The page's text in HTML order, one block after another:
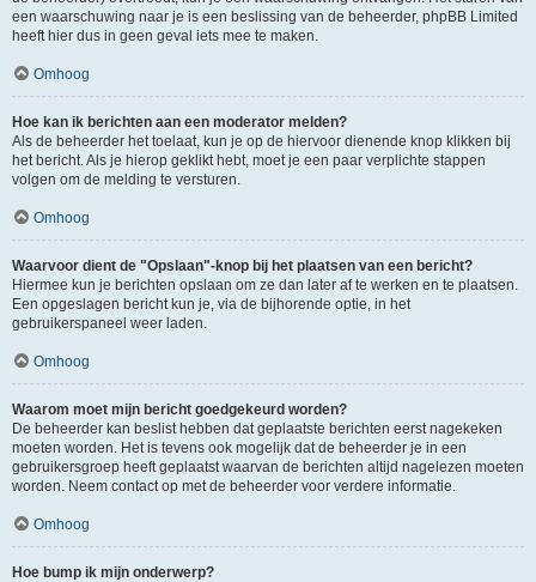
een waarschuwing naar je is een beslissing van de beheerder, phpBB Limited
heeft hier dus in geen geval iets mee te maken.
Omhoog
Hoe kan ik berichten aan een moderator melden?
Als de beheerder het toelaat, kun je op de hiervoor dienende knop klikken bij
het bericht. Als je hierop geklikt hebt, moet je een paar verplichte stappen
volgen om de melding te versturen.
Omhoog
Waarvoor dient de "Opslaan"-knop bij het plaatsen van een bericht?
Hiermee kun je berichten opslaan om ze dan later af te werken en te plaatsen.
Een opgeslagen bericht kun je, via de bijhorende optie, in het
gebruikerspaneel weer laden.
Omhoog
Waarom moet mijn bericht goedgekeurd worden?
De beheerder kan beslist hebben dat geplaatste berichten eerst nagekeken
moeten worden. Het is tevens ook mogelijk dat de beheerder je in een
gebruikersgroep heeft geplaatst waarvan de berichten altijd nagelezen moeten
worden. Neem contact op met de beheerder voor verdere informatie.
Omhoog
Hoe bump ik mijn onderwerp?